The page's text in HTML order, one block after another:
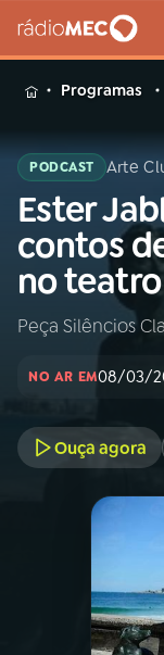
MENU
Buscar
na
Rádio
MEC
Início
02A RÁDIO
Programas
PODCAST Arte
Ester
contos
no teatro
Peça Silêncios
NO AR EM08/03/
Ouça agora